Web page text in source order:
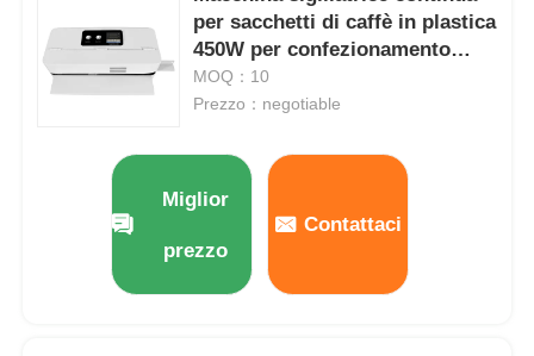
per sacchetti di caffè in plastica
450W per confezionamento
alimentare sottovuoto
MOQ：10
Prezzo：negotiable
Miglior
prezzo
Contattaci